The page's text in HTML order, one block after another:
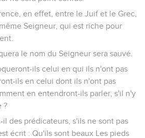
en effet, entre le Juif et le Grec,
Seigneur, qui est riche pour
le nom du Seigneur sera sauvé.
ils celui en qui ils n'ont pas
ils en celui dont ils n'ont pas
en entendront-ils parler, s'il n'y
?
il des prédicateurs, s'ils ne sont pas
écrit : Qu'ils sont beaux Les pieds